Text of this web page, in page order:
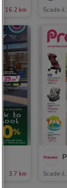
16.2 km Scade il
3.7 km Scade il